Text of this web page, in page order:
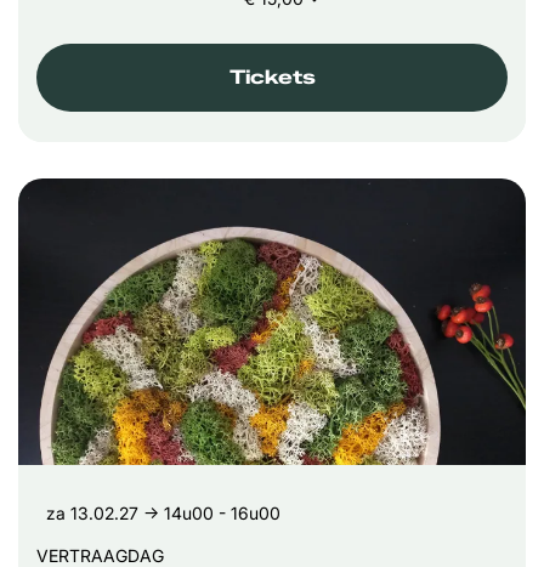
Tickets
VERTRAAGDAG
za 13.02.27 → 14u00 - 16u00